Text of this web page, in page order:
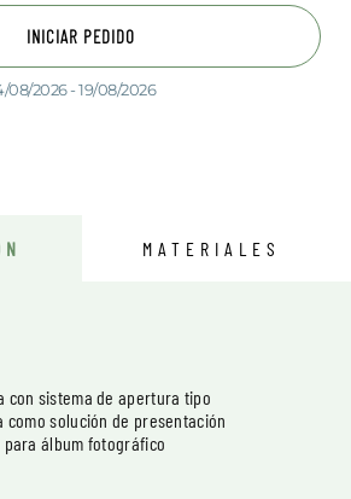
INICIAR PEDIDO
08/2026 - 19/08/2026
MATERIALES
con sistema de apertura tipo
como solución de presentación
álbum fotográfico